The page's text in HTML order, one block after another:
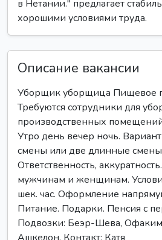
в Нетании." предлагает
хорошими условиями труда.
Описание вакансии
Уборщик уборщица Пищевое
Требуются сотрудники для
производственных
Утро день вечер ночь.
смены или две длинные
Ответственность,
мужчинам и женщинам.
шек. час. Оформление
Питание. Подарки. Пенсия с
Подвозки: Беэр-Шева,